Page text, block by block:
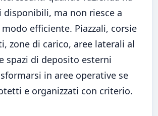
disponibili, ma non riesce a
efficiente. Piazzali, corsie
zone di carico, aree laterali al
spazi di deposito esterni
in aree operative se
e organizzati con criterio.